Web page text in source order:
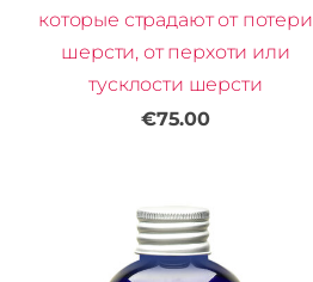
которые страдают от потери
шерсти, от перхоти или
тусклости шерсти
€75.00